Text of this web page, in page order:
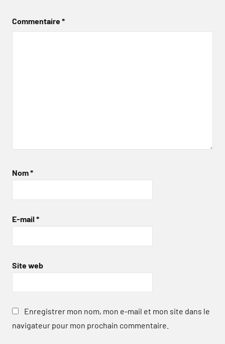
Commentaire*
Nom*
E-mail *
Site web
Enregistrer mon nom, mon e-mail et mon site dans le
navigateur pour mon prochain commentaire.